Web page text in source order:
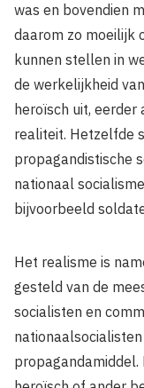
was en bovendien
daarom zo moeilijk
kunnen stellen in
de werkelijkheid
heroïsch uit,
realiteit. Hetzelfde
propagandistische
nationaal
bijvoorbeeld
Het realisme is
gesteld van de
socialisten en